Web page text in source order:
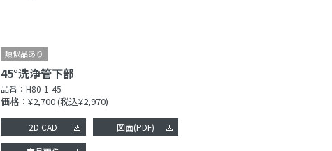
45°洗浄管下部
品番： H80-1-45
価格：¥2,700(税込¥2,970)
2D CAD 図面(PDF)